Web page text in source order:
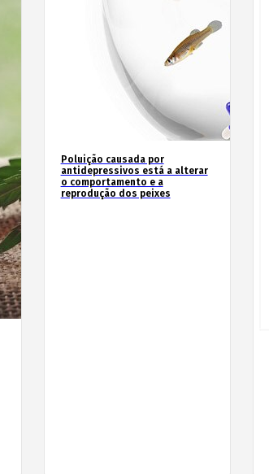
Poluição causada por
antidepressivos está a alterar
o comportamento e a
reprodução dos peixes